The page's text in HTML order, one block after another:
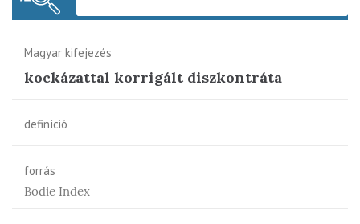
Magyar kifejezés
kockázattal korrigált diszkontráta
definíció
forrás
Bodie Index